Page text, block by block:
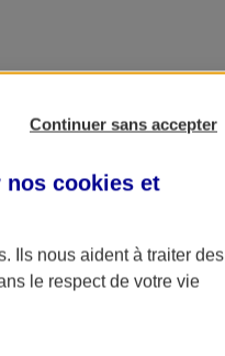
Continuer sans accepter
nos cookies et
. Ils nous aident à traiter des
le respect de votre vie